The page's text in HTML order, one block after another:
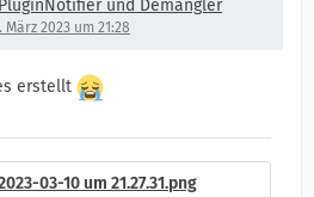
und Demangler
März 2023 um 21:28
erstellt
03-10 um 21.27.31.png